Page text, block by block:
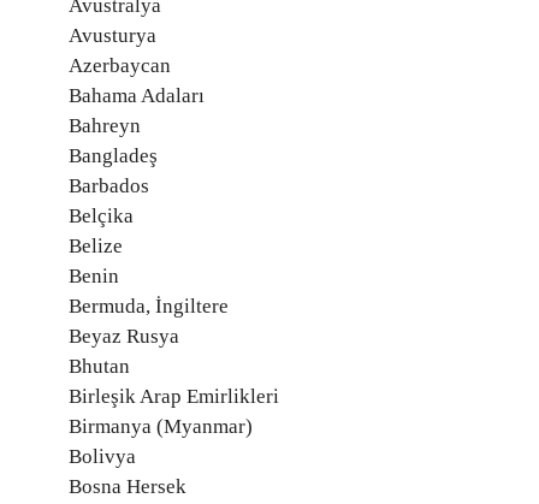
Avustralya
Avusturya
Azerbaycan
Bahama Adaları
Bahreyn
Bangladeş
Barbados
Belçika
Belize
Benin
Bermuda, İngiltere
Beyaz Rusya
Bhutan
Birleşik Arap Emirlikleri
Birmanya (Myanmar)
Bolivya
Bosna Hersek